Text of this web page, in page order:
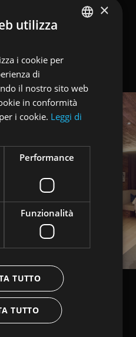
×
utilizza
i cookie per
di
il nostro sito web
in conformità
i cookie. Leggi di
Performance
Funzionalità
TUTTO
TUTTO